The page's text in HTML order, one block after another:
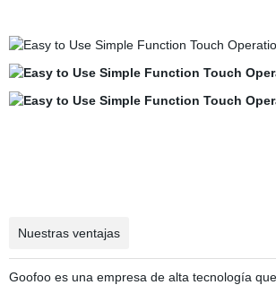
Nuestras ventajas
Goofoo es una empresa de alta tecnología